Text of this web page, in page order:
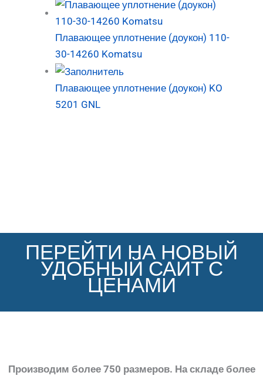
Плавающее уплотнение (доукон) 110-
30-14260 Komatsu
Плавающее уплотнение (доукон) KO
5201 GNL
ПЕРЕЙТИ НА НОВЫЙ
УДОБНЫЙ САЙТ С
ЦЕНАМИ
Производим более 750 размеров. На складе более